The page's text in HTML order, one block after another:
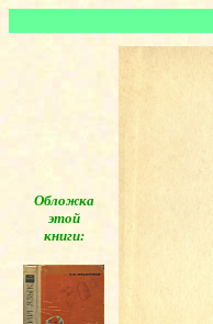
Обложка
этой
книги: